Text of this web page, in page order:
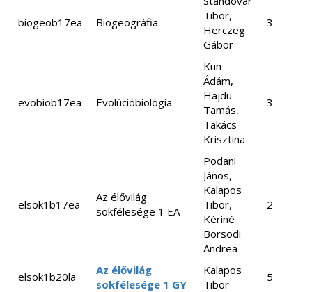
biogeob17ea Biogeográfia
Tibor,
Herczeg
Gábor
3
evobiob17ea Evolúcióbiológia
Kun
Ádám,
Hajdu
Tamás,
Takács
Krisztina
3
elsok1b17ea
Az élővilág
sokfélesége 1 EA
Podani
János,
Kalapos
Tibor,
Kériné
Borsodi
Andrea
2
elsok1b20la
Az élővilág
sokfélesége 1 GY
Kalapos
Tibor
5